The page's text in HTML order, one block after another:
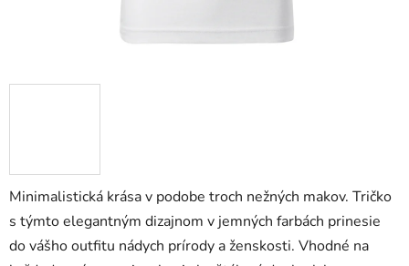
Minimalistická krása v podobe troch nežných makov. Tričko
s týmto elegantným dizajnom v jemných farbách prinesie
do vášho outfitu nádych prírody a ženskosti. Vhodné na